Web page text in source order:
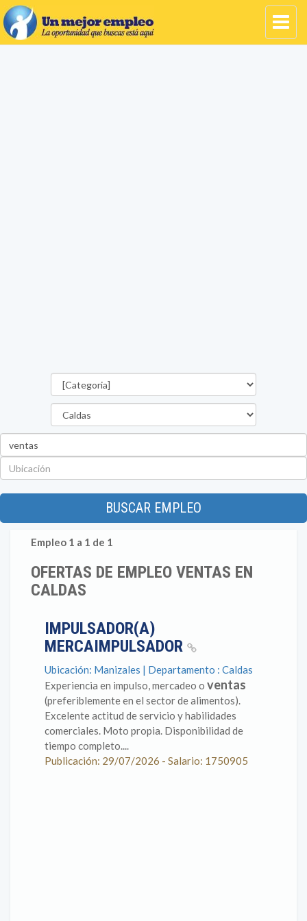
BUSCAR EMPLEO
Empleo 1 a 1 de 1
OFERTAS DE EMPLEO VENTAS EN
CALDAS
IMPULSADOR(A)
MERCAIMPULSADOR
Ubicación: Manizales | Departamento : Caldas
Experiencia en impulso, mercadeo o ventas
(preferiblemente en el sector de alimentos).
Excelente actitud de servicio y habilidades
comerciales. Moto propia. Disponibilidad de
tiempo completo....
Publicación: 29/07/2026 - Salario: 1750905